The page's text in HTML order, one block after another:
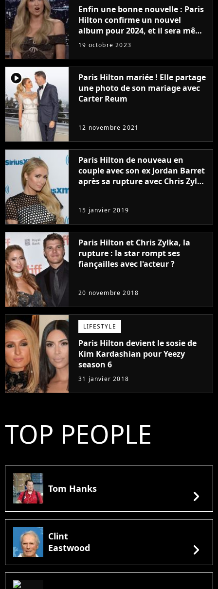
Enfin une bonne nouvelle : Paris
Hilton confirme un nouvel
album pour 2024, et il sera même
produit par Sia !
19 octobre 2023
player2
Paris Hilton mariée ! Elle partage
une photo de son mariage avec
Carter Reum
12 novembre 2021
Paris Hilton de nouveau en
couple avec son ex Jordan Barret
après sa rupture avec Chris Zylka
15 janvier 2019
Paris Hilton et Chris Zylka, la
rupture : la star rompt ses
fiançailles avec l'acteur ?
20 novembre 2018
LIFESTYLE
Paris Hilton devient le sosie de
Kim Kardashian pour Yeezy
season 6
31 janvier 2018
TOP PEOPLE
Tom Hanks chevron_right
Clint
Eastwood
chevron_right